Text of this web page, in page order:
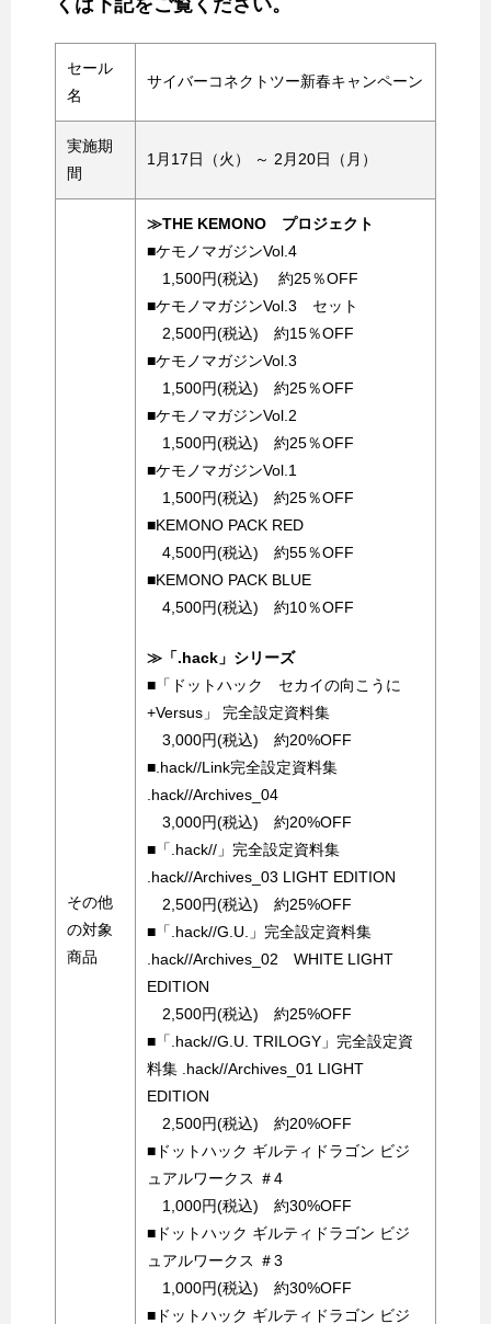
セール
名
サイバーコネクトツー新春キャンペーン
実施期
間
1月17日（火） ～ 2月20日（月）
その他
の対象
商品
≫THE KEMONO プロジェクト
■ケモノマガジンVol.4
1,500円(税込) 約25％OFF
■ケモノマガジンVol.3 セット
2,500円(税込) 約15％OFF
■ケモノマガジンVol.3
1,500円(税込) 約25％OFF
■ケモノマガジンVol.2
1,500円(税込) 約25％OFF
■ケモノマガジンVol.1
1,500円(税込) 約25％OFF
■KEMONO PACK RED
4,500円(税込) 約55％OFF
■KEMONO PACK BLUE
4,500円(税込) 約10％OFF
≫「.hack」シリーズ
■「ドットハック セカイの向こうに
+Versus」 完全設定資料集
3,000円(税込) 約20%OFF
■.hack//Link完全設定資料集
.hack//Archives_04
3,000円(税込) 約20%OFF
■「.hack//」完全設定資料集
.hack//Archives_03 LIGHT EDITION
2,500円(税込) 約25%OFF
■「.hack//G.U.」完全設定資料集
.hack//Archives_02 WHITE LIGHT
EDITION
2,500円(税込) 約25%OFF
■「.hack//G.U. TRILOGY」完全設定資
料集 .hack//Archives_01 LIGHT
EDITION
2,500円(税込) 約20%OFF
■ドットハック ギルティドラゴン ビジ
ュアルワークス ＃4
1,000円(税込) 約30%OFF
■ドットハック ギルティドラゴン ビジ
ュアルワークス ＃3
1,000円(税込) 約30%OFF
■ドットハック ギルティドラゴン ビジ